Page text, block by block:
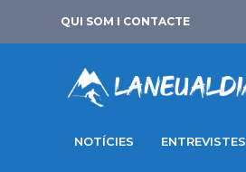
QUI SOM I CONTACTE
NOTÍCIES ENTREVISTES